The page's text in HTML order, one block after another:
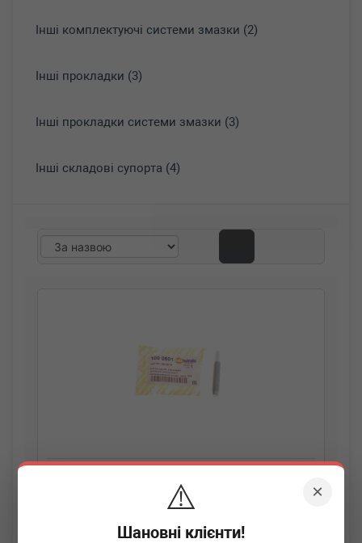
×
⚠️
Шановні клієнти!
Інші комплектуючі системи змазки (2)
Інші прокладки (3)
Інші прокладки системи змазки (3)
Інші складові супорта (4)
100 0501
Палець натяжника ланцюга ГРМ MB T1 2.3-3.0D
OM601/602/603/616/617 (8x57mm)